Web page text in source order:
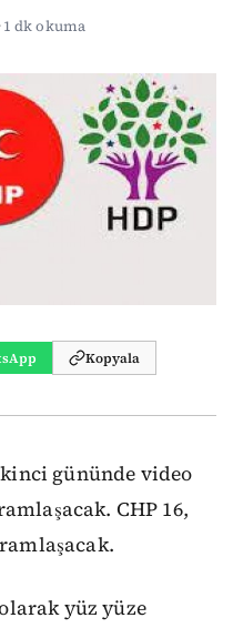
·1 dk okuma
Kopyala
gününde video
CHP 16,
yüz yüze